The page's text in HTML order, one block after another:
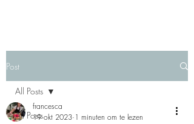
Post
All Posts
All Posts
francesca
19 okt 2023 1 minuten om te lezen